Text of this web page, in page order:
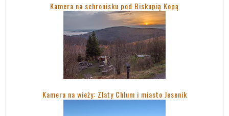
Kamera na schronisku pod Biskupią Kopą
Kamera na wieży: Zlaty Chlum i miasto Jesenik